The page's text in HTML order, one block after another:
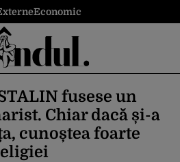
Economic
fusese un
Chiar dacă și-a
cunoștea foarte